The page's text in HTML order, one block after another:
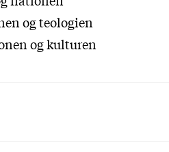
og teologien
og kulturen